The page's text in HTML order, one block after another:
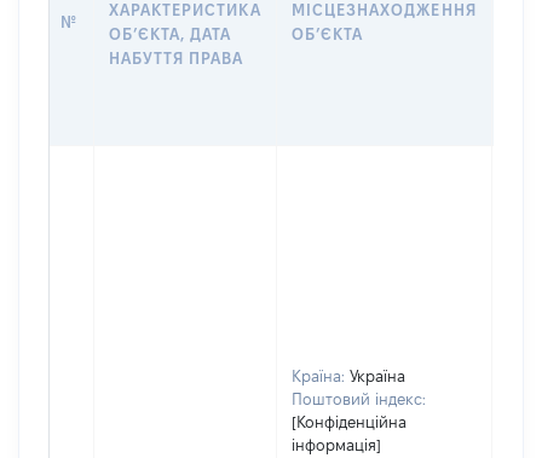
№
ХАРАКТЕРИСТИКА
ОБʼЄКТА, ДАТА
НАБУТТЯ ПРАВА
МІСЦЕЗНАХОДЖЕННЯ
ОБʼЄКТА
Країна: Україна
Поштовий індекс:
[Конфіденційна
інформація]